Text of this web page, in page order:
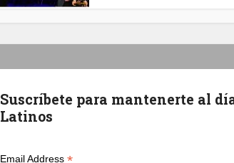
Suscríbete para mantenerte al
Latinos
Email Address